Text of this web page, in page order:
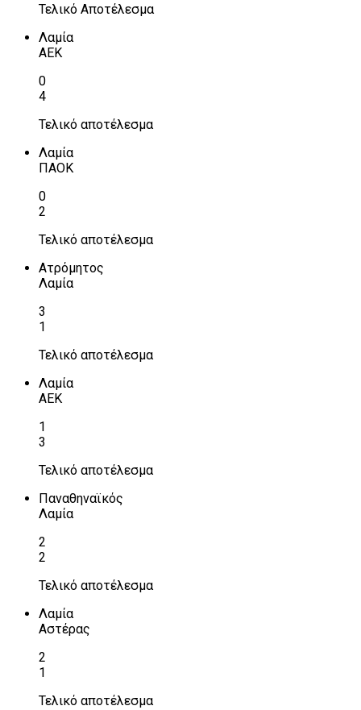
Τελικό Αποτέλεσμα
Λαμία
ΑΕΚ
0
4
Τελικό αποτέλεσμα
Λαμία
ΠΑΟΚ
0
2
Τελικό αποτέλεσμα
Ατρόμητος
Λαμία
3
1
Τελικό αποτέλεσμα
Λαμία
ΑΕΚ
1
3
Τελικό αποτέλεσμα
Παναθηναϊκός
Λαμία
2
2
Τελικό αποτέλεσμα
Λαμία
Αστέρας
2
1
Τελικό αποτέλεσμα